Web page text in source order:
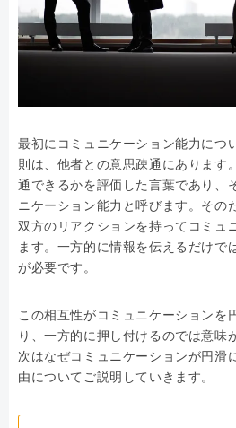
最初にコミュニケーション能力につ
則は、他者との意思疎通にあります
通できるかを評価した言葉であり、
ニケーション能力と呼びます。その
双方のリアクションを持ってコミュ
ます。一方的に情報を伝えるだけで
が必要です。
この相互性がコミュニケーションを
り、一方的に押し付けるのでは意味
次はなぜコミュニケーションが円滑
由についてご説明していきます。